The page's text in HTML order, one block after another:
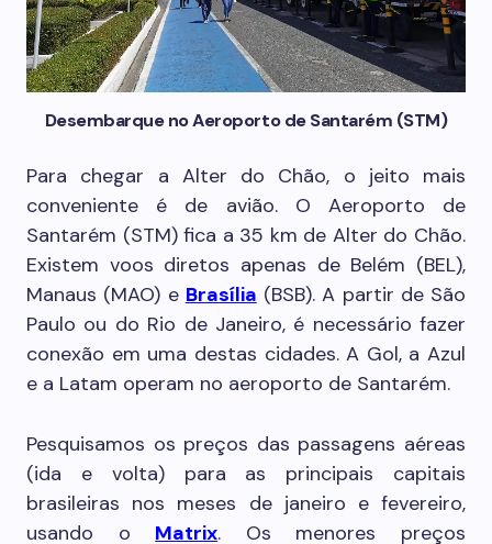
Desembarque no Aeroporto de Santarém (STM)
Para chegar a Alter do Chão, o jeito mais
conveniente é de avião. O Aeroporto de
Santarém (STM) fica a 35 km de Alter do Chão.
Existem voos diretos apenas de Belém (BEL),
Manaus (MAO) e Brasília (BSB). A partir de São
Paulo ou do Rio de Janeiro, é necessário fazer
conexão em uma destas cidades. A Gol, a Azul
e a Latam operam no aeroporto de Santarém.
Pesquisamos os preços das passagens aéreas
(ida e volta) para as principais capitais
brasileiras nos meses de janeiro e fevereiro,
usando o Matrix. Os menores preços